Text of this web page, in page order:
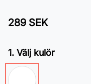
289 SEK
1. Välj kulör